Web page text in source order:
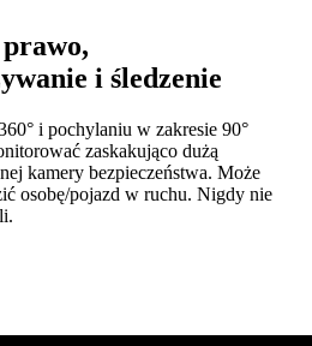
i śledzenie
i pochylaniu w zakresie 90°
zaskakująco dużą
kamery bezpieczeństwa. Może
osobę/pojazd w ruchu. Nigdy nie